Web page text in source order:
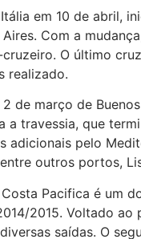
em 10 de abril,
Com a
O último
realizado.
de março de
travessia, que
adicionais pelo
outros portos,
Pacifica é um
2015. Voltado ao
saídas. O